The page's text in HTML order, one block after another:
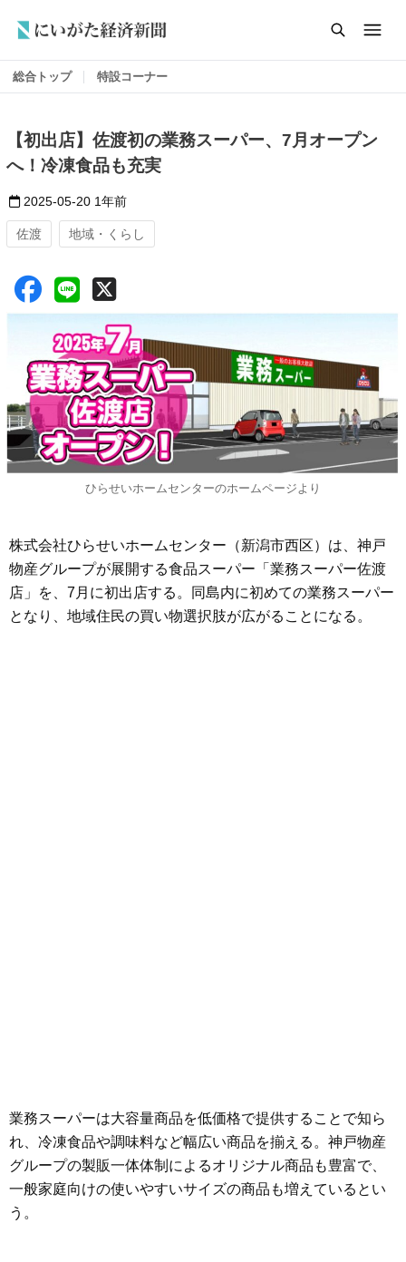
総合トップ 特設コーナー
【初出店】佐渡初の業務スーパー、7月オープン
へ！冷凍食品も充実
2025-05-20 1年前
佐渡 地域・くらし
ひらせいホームセンターのホームページより
株式会社ひらせいホームセンター（新潟市西区）は、神戸
物産グループが展開する食品スーパー「業務スーパー佐渡
店」を、7月に初出店する。同島内に初めての業務スーパー
となり、地域住民の買い物選択肢が広がることになる。
業務スーパーは大容量商品を低価格で提供することで知ら
れ、冷凍食品や調味料など幅広い商品を揃える。神戸物産
グループの製販一体体制によるオリジナル商品も豊富で、
一般家庭向けの使いやすいサイズの商品も増えているとい
う。